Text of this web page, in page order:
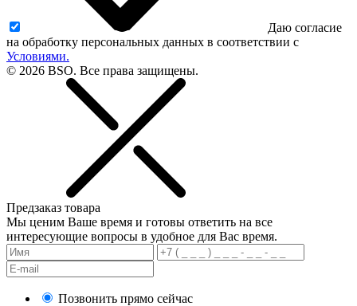
Даю согласие
на обработку персональных данных в соответствии с
Условиями.
© 2026 BSO. Все права защищены.
Предзаказ товара
Мы ценим Ваше время и готовы ответить на все
интересующие вопросы в удобное для Вас время.
Позвонить прямо сейчас